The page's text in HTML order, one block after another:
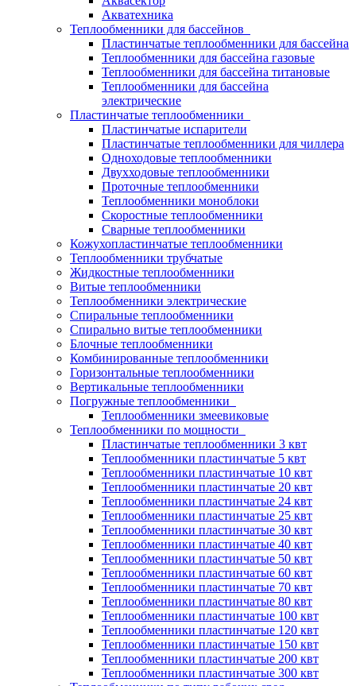
Акватехника
Теплообменники для бассейнов
Пластинчатые теплообменники для бассейна
Теплообменники для бассейна газовые
Теплообменники для бассейна титановые
Теплообменники для бассейна
электрические
Пластинчатые теплообменники
Пластинчатые испарители
Пластинчатые теплообменники для чиллера
Одноходовые теплообменники
Двухходовые теплообменники
Проточные теплообменники
Теплообменники моноблоки
Скоростные теплообменники
Сварные теплообменники
Кожухопластинчатые теплообменники
Теплообменники трубчатые
Жидкостные теплообменники
Витые теплообменники
Теплообменники электрические
Спиральные теплообменники
Спирально витые теплообменники
Блочные теплообменники
Комбинированные теплообменники
Горизонтальные теплообменники
Вертикальные теплообменники
Погружные теплообменники
Теплообменники змеевиковые
Теплообменники по мощности
Пластинчатые теплообменники 3 квт
Теплообменники пластинчатые 5 квт
Теплообменники пластинчатые 10 квт
Теплообменники пластинчатые 20 квт
Теплообменники пластинчатые 24 квт
Теплообменники пластинчатые 25 квт
Теплообменники пластинчатые 30 квт
Теплообменники пластинчатые 40 квт
Теплообменники пластинчатые 50 квт
Теплообменники пластинчатые 60 квт
Теплообменники пластинчатые 70 квт
Теплообменники пластинчатые 80 квт
Теплообменники пластинчатые 100 квт
Теплообменники пластинчатые 120 квт
Теплообменники пластинчатые 150 квт
Теплообменники пластинчатые 200 квт
Теплообменники пластинчатые 300 квт